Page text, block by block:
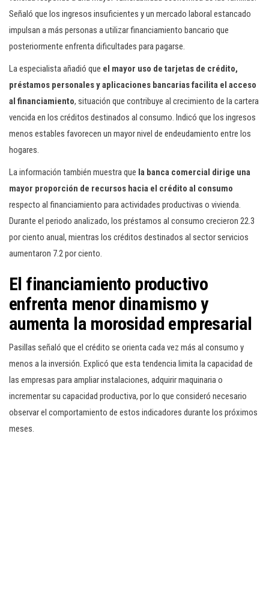
Señaló que los ingresos insuficientes y un mercado laboral estancado
impulsan a más personas a utilizar financiamiento bancario que
posteriormente enfrenta dificultades para pagarse.
La especialista añadió que el mayor uso de tarjetas de crédito,
préstamos personales y aplicaciones bancarias facilita el acceso
al financiamiento, situación que contribuye al crecimiento de la cartera
vencida en los créditos destinados al consumo. Indicó que los ingresos
menos estables favorecen un mayor nivel de endeudamiento entre los
hogares.
La información también muestra que la banca comercial dirige una
mayor proporción de recursos hacia el crédito al consumo
respecto al financiamiento para actividades productivas o vivienda.
Durante el periodo analizado, los préstamos al consumo crecieron 22.3
por ciento anual, mientras los créditos destinados al sector servicios
aumentaron 7.2 por ciento.
El financiamiento productivo
enfrenta menor dinamismo y
aumenta la morosidad empresarial
Pasillas señaló que el crédito se orienta cada vez más al consumo y
menos a la inversión. Explicó que esta tendencia limita la capacidad de
las empresas para ampliar instalaciones, adquirir maquinaria o
incrementar su capacidad productiva, por lo que consideró necesario
observar el comportamiento de estos indicadores durante los próximos
meses.